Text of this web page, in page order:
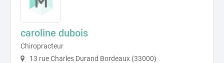
caroline dubois
Chiropracteur
13 rue Charles Durand Bordeaux (33000)